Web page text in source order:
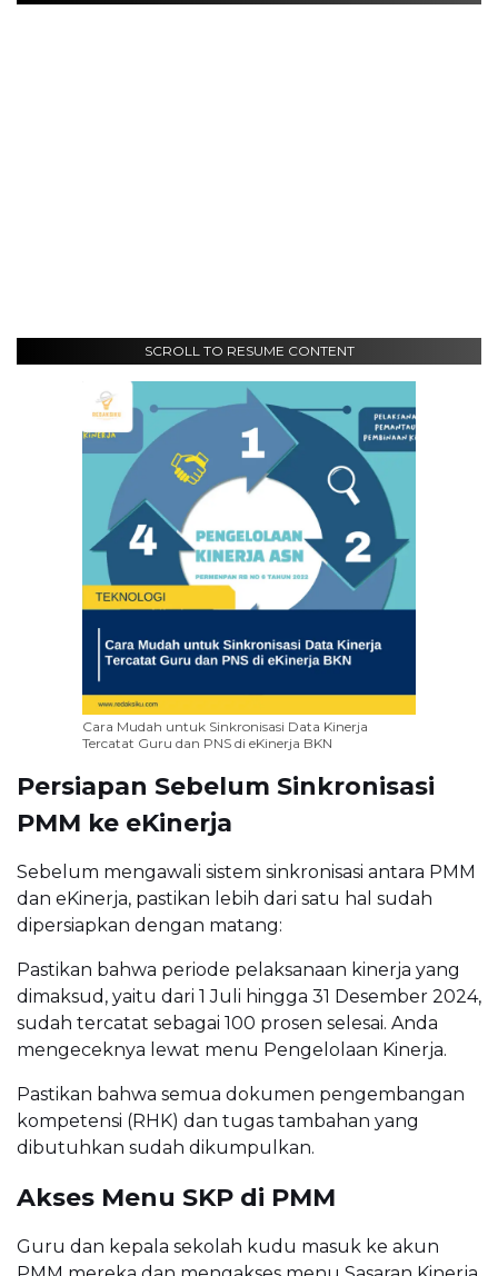
SCROLL TO RESUME CONTENT
Cara Mudah untuk Sinkronisasi Data Kinerja
Tercatat Guru dan PNS di eKinerja BKN
Persiapan Sebelum Sinkronisasi
PMM ke eKinerja
Sebelum mengawali sistem sinkronisasi antara PMM
dan eKinerja, pastikan lebih dari satu hal sudah
dipersiapkan dengan matang:
Pastikan bahwa periode pelaksanaan kinerja yang
dimaksud, yaitu dari 1 Juli hingga 31 Desember 2024,
sudah tercatat sebagai 100 prosen selesai. Anda
mengeceknya lewat menu Pengelolaan Kinerja.
Pastikan bahwa semua dokumen pengembangan
kompetensi (RHK) dan tugas tambahan yang
dibutuhkan sudah dikumpulkan.
Akses Menu SKP di PMM
Guru dan kepala sekolah kudu masuk ke akun